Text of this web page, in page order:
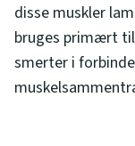
disse muskler
bruges primært
smerter i